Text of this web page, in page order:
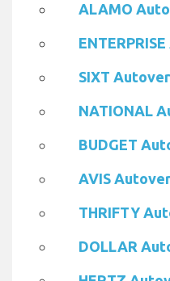
ALAMO
SIXT
NATIONAL
BUDGET
AVIS
THRIFTY
DOLLAR